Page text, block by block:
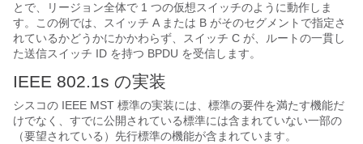
とで、リージョン全体で 1 つの仮想スイッチのように動作しま
す。この例では、スイッチ A または B がそのセグメントで指定さ
れているかどうかにかかわらず、スイッチ C が、ルートの一貫し
た送信スイッチ ID を持つ BPDU を受信します。
IEEE 802.1s の実装
シスコの IEEE MST 標準の実装には、標準の要件を満たす機能だ
けでなく、すでに公開されている標準には含まれていない一部の
（要望されている）先行標準の機能が含まれています。